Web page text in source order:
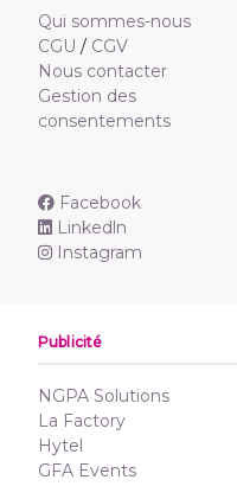
Qui sommes-nous
CGU / CGV
Nous contacter
Gestion des
consentements
Facebook
Linkedln
Instagram
Publicité
NGPA Solutions
La Factory
Hytel
GFA Events